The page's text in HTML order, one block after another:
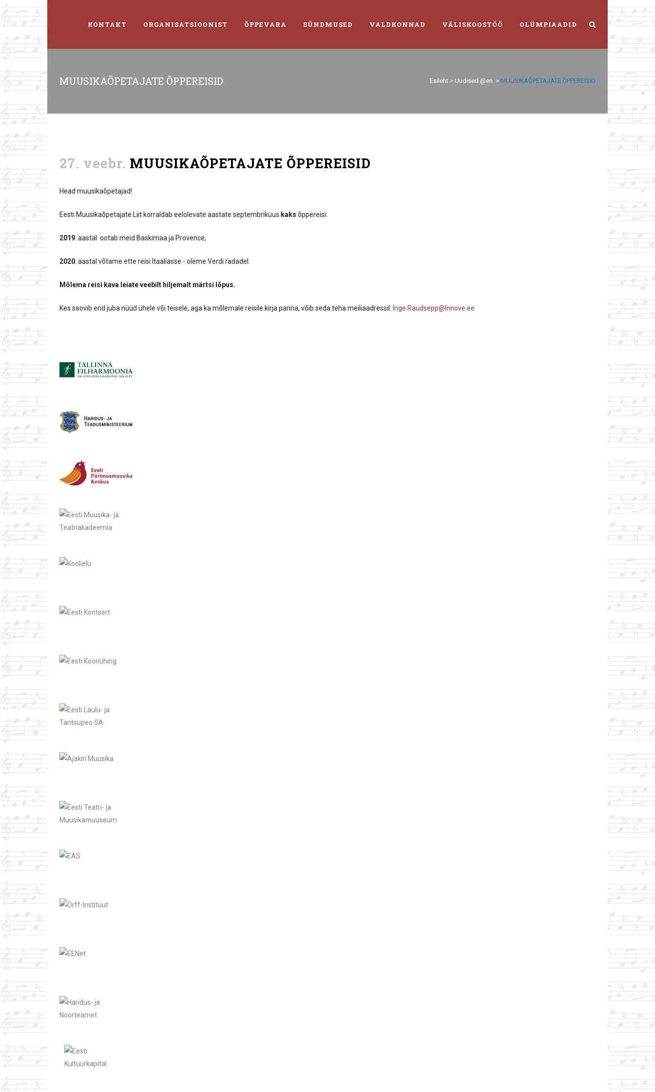
KONTAKT ORGANISATSIOONIST ÕPPEVARA SÜNDMUSED VALDKONNAD VÄLISKOOSTÖÖ OLÜMPIAADID
MUUSIKAÕPETAJATE ÕPPEREISID Esileht > Uudised @en > MUUSIKAÕPETAJATE ÕPPEREISID
27. veebr. MUUSIKAÕPETAJATE ÕPPEREISID
Head muusikaõpetajad!
Eesti Muusikaõpetajate Liit korraldab eelolevate aastate septembrikuus kaks õppereisi:
2019 . aastal ootab meid Baskimaa ja Provence,
2020 . aastal võtame ette reisi Itaaliasse - oleme Verdi radadel.
Mõlema reisi kava leiate veebilt hiljemalt märtsi lõpus.
Kes soovib end juba nüüd ühele või teisele, aga ka mõlemale reisile kirja panna, võib seda teha meiliaadressil: Inge.Raudsepp@Innove.ee